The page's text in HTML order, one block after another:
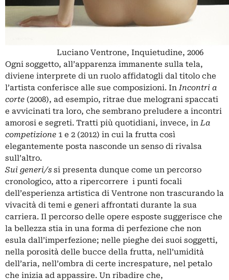
Luciano Ventrone, Inquietudine, 2006
Ogni soggetto, all’apparenza immanente sulla tela,
diviene interprete di un ruolo affidatogli dal titolo che
l’artista conferisce alle sue composizioni. InIncontri a
corte (2008), ad esempio, ritrae due melograni spaccati
e avvicinati tra loro, che sembrano preludere a incontri
amorosi e segreti. Tratti più quotidiani, invece, inLa
competizione 1 e 2 (2012) in cui la frutta così
elegantemente posta nasconde un senso di rivalsa
sull’altro.
Sui generi/s si presenta dunque come un percorso
cronologico, atto a ripercorrere i punti focali
dell’esperienza artistica di Ventrone non trascurando la
vivacità di temi e generi affrontati durante la sua
carriera. Il percorso delle opere esposte suggerisce che
la bellezza stia in una forma di perfezione che non
esula dall’imperfezione; nelle pieghe dei suoi soggetti,
nella porosità delle bucce della frutta, nell’umidità
dell’aria, nell’ombra di certe increspature, nel petalo
che inizia ad appassire. Un ribadire che,